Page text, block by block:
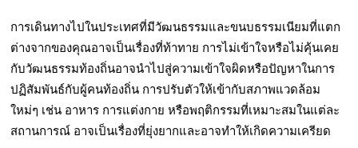
การเดินทางไปในประเทศที่มีวัฒนธรรมและขนบธรรมเนียมที่แตก
ต่างจากของคุณอาจเป็นเรื่องที่ท้าทาย การไม่เข้าใจหรือไม่คุ้นเคย
กับวัฒนธรรมท้องถิ่นอาจนำไปสู่ความเข้าใจผิดหรือปัญหาในการ
ปฏิสัมพันธ์กับผู้คนท้องถิ่น การปรับตัวให้เข้ากับสภาพแวดล้อม
ใหม่ๆ เช่น อาหาร การแต่งกาย หรือพฤติกรรมที่เหมาะสมในแต่ละ
สถานการณ์ อาจเป็นเรื่องที่ยุ่งยากและอาจทำให้เกิดความเครียด